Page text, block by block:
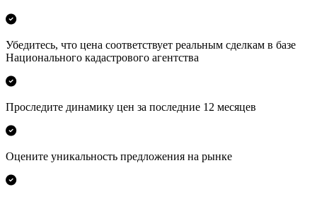
Убедитесь, что цена соответствует реальным сделкам в базе
Национального кадастрового агентства
Проследите динамику цен за последние 12 месяцев
Оцените уникальность предложения на рынке